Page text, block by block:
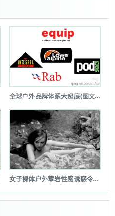
全球户外品牌体系大起底(图文详解)
女子裸体户外攀岩性感诱惑令人瞠目(图...